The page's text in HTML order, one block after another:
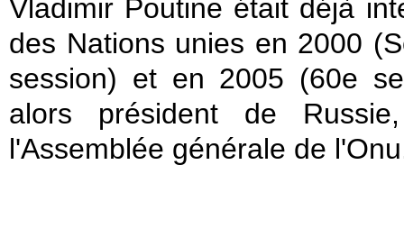
Vladimir Poutine était déjà
des Nations unies en 2000
session) et en 2005 (60e
alors président de
l'Assemblée générale de